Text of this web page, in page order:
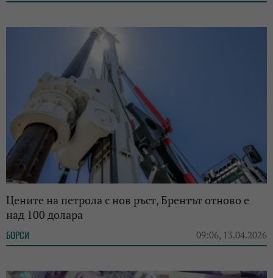
Цените на петрола с нов ръст, Брентът отново е
над 100 долара
БОРСИ 09:06, 13.04.2026